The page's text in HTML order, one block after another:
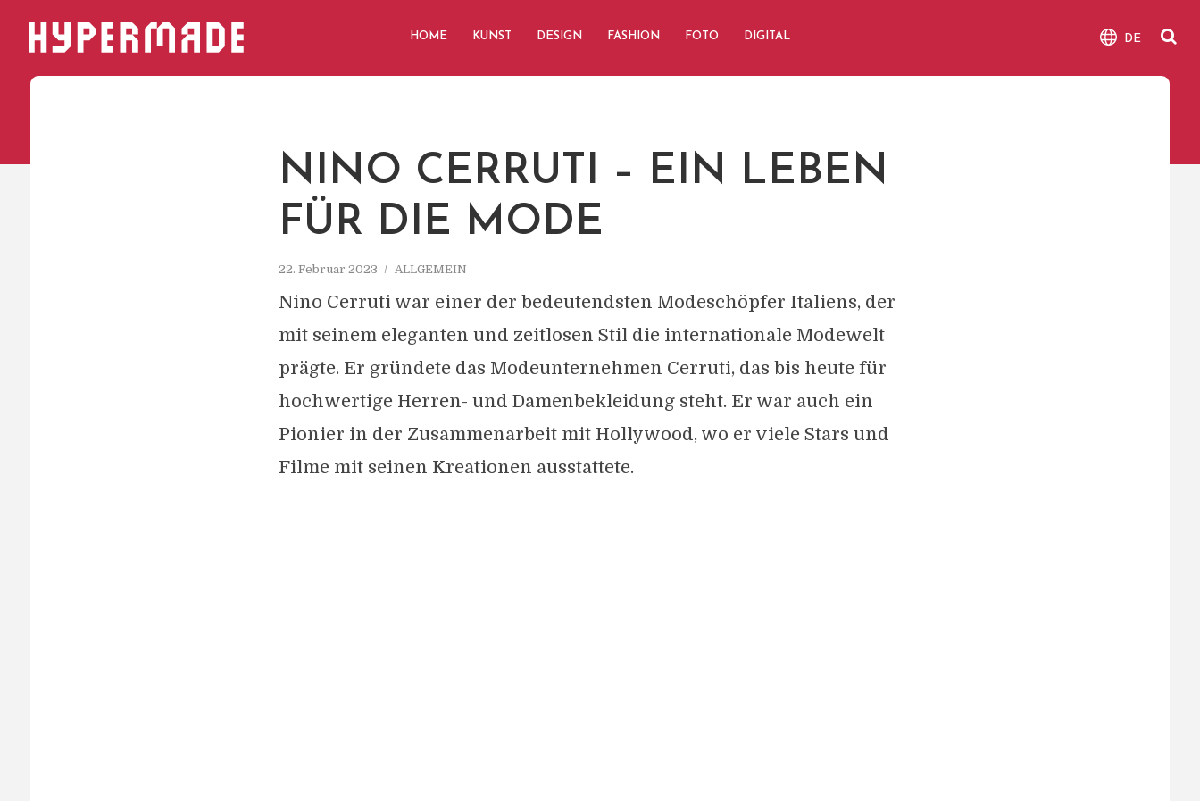
HYPERMADE HOME KUNST DESIGN FASHION FOTO DIGITAL DE
NINO CERRUTI – EIN LEBEN
FÜR DIE MODE
22. Februar 2023 ALLGEMEIN
Nino Cerruti war einer der bedeutendsten Modeschöpfer Italiens, der
mit seinem eleganten und zeitlosen Stil die internationale Modewelt
prägte. Er gründete das Modeunternehmen Cerruti, das bis heute für
hochwertige Herren- und Damenbekleidung steht. Er war auch ein
Pionier in der Zusammenarbeit mit Hollywood, wo er viele Stars und
Filme mit seinen Kreationen ausstattete.